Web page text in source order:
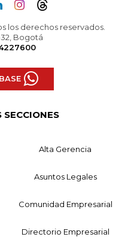
los derechos reservados.
32, Bogotá
SECCIONES
Alta Gerencia
Asuntos Legales
Comunidad Empresarial
Directorio Empresarial